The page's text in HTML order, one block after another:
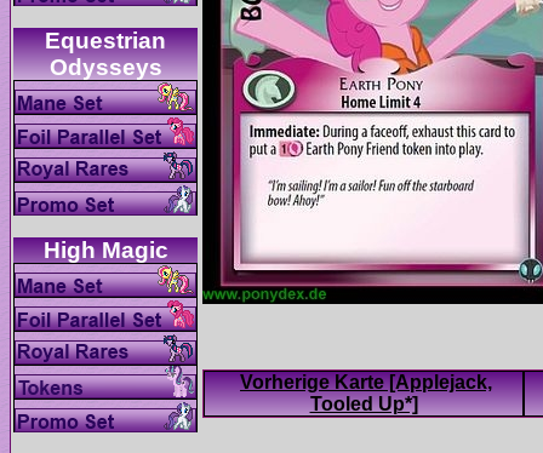
Equestrian
Vorherige Karte [Applejack,